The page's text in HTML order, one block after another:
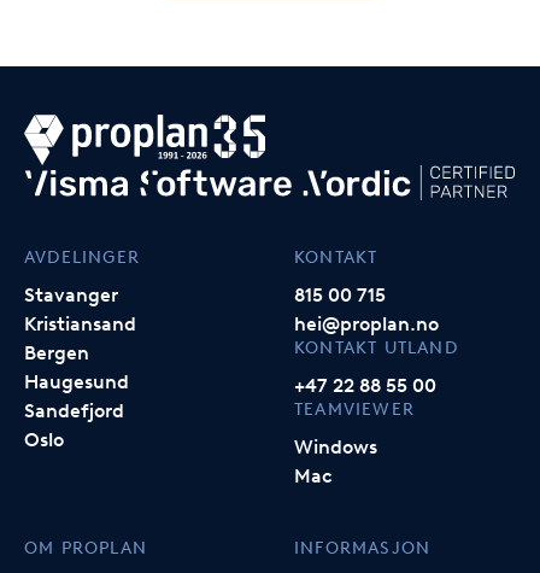
AVDELINGER
Stavanger
Kristiansand
Bergen
Haugesund
Sandefjord
Oslo
KONTAKT
815 00 715
hei@proplan.no
KONTAKT UTLAND
+47 22 88 55 00
TEAMVIEWER
Windows
Mac
OM PROPLAN INFORMASJON